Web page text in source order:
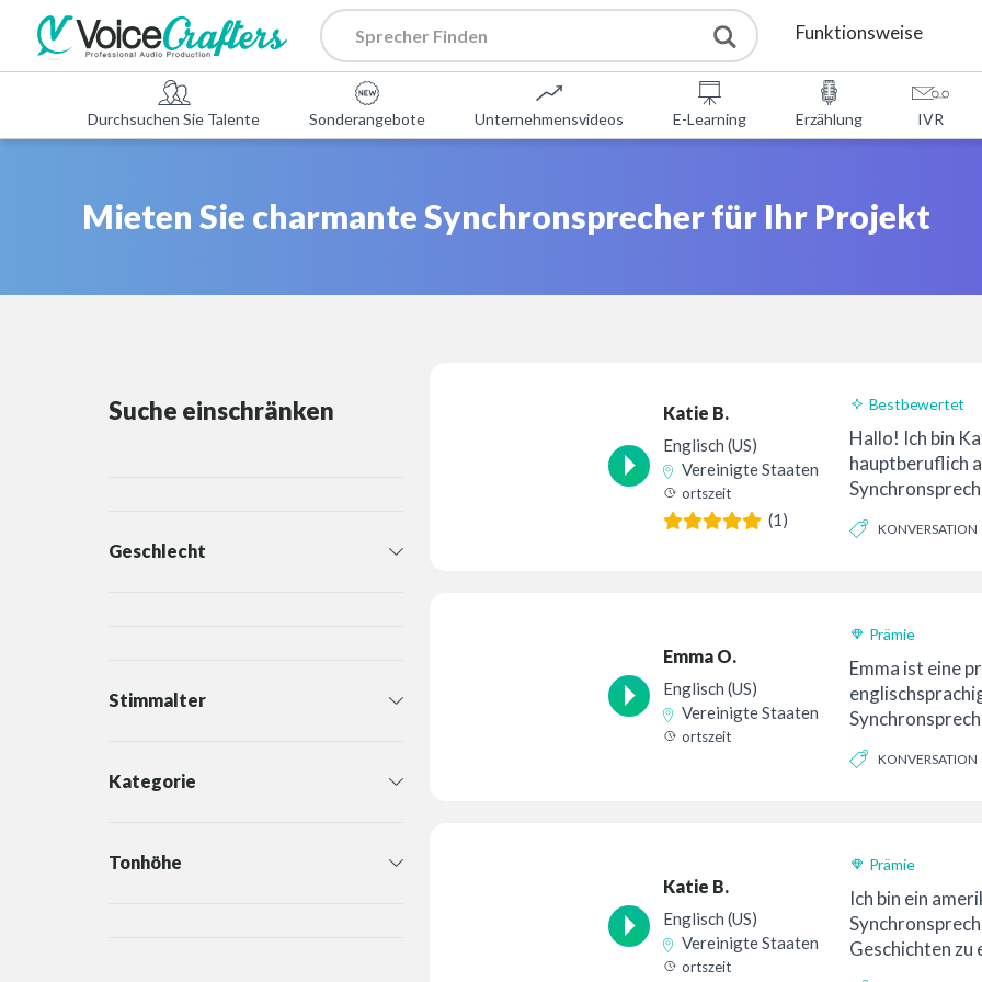
Funktionsweise
Dienstleistungen
Durchsuchen Sie Talente Sonderangebote Unternehmensvideos E-Learning Erzählung IVR
Mieten Sie charmante Synchronsprecher für Ihr Projekt
Suche einschränken
Geschlecht
Stimmalter
Kategorie
Tonhöhe
Katie B.
Englisch (US)
Vereinigte Staaten
ortszeit
(1)
Bestbewertet
24-Stunden-
Hallo! Ich bin
hauptberuflich
Bereichen
KONVERSATION
Emma O.
Englisch (US)
Vereinigte Staaten
ortszeit
Prämie
Emma ist eine
Mentoren und
KONVERSATION
Katie B.
Englisch (US)
Vereinigte Staaten
ortszeit
Prämie
Ich bin ein
Geschichten zu